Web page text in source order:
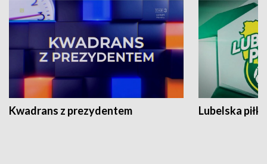
Kwadrans z prezydentem Lubelska piłka